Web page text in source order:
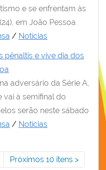
e se enfrentam às
em João Pessoa
/ Notícias
pênaltis e vive dia dos
adversário da Série A,
vai à semifinal do
serão neste sábado
/ Notícias
Próximos 10 itens